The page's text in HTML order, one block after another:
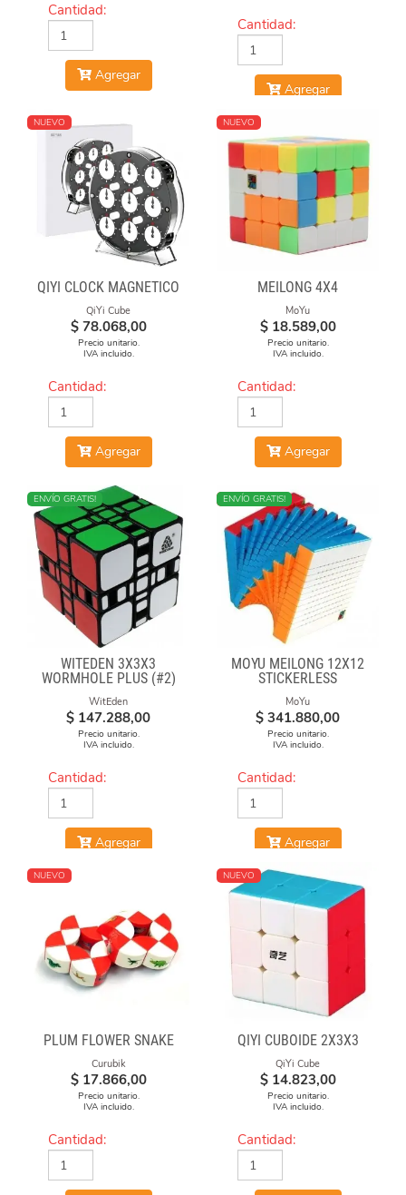
Cantidad:
Agregar
Cantidad:
Agregar
NUEVO
QIYI CLOCK MAGNÉTICO
QiYi Cube
$ 78.068,00
Precio unitario.
IVA incluido.
Cantidad:
Agregar
NUEVO
MEILONG 4X4
MoYu
$ 18.589,00
Precio unitario.
IVA incluido.
Cantidad:
Agregar
ENVÍO GRATIS!
WITEDEN 3X3X3
WORMHOLE PLUS (#2)
WitEden
$ 147.288,00
Precio unitario.
IVA incluido.
Cantidad:
Agregar
NUEVO
ENVÍO GRATIS!
MOYU MEILONG 12X12
STICKERLESS
MoYu
$ 341.880,00
Precio unitario.
IVA incluido.
Cantidad:
Agregar
NUEVO
PLUM FLOWER SNAKE
Curubik
$ 17.866,00
Precio unitario.
IVA incluido.
Cantidad:
NUEVO
QIYI CUBOIDE 2X3X3
QiYi Cube
$ 14.823,00
Precio unitario.
IVA incluido.
Cantidad: